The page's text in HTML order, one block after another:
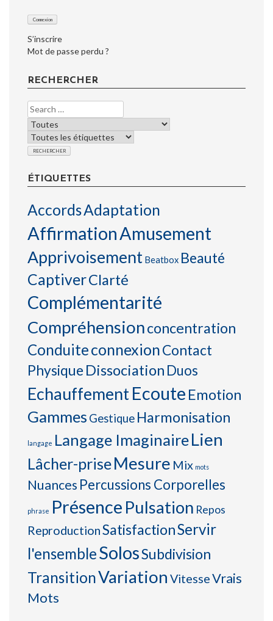
S’inscrire
Mot de passe perdu ?
RECHERCHER
ÉTIQUETTES
AccordsAdaptation
AffirmationAmusement
Apprivoisement Beatbox Beauté
CaptiverClarté
Complémentarité
Compréhensionconcentration
ConduiteconnexionContact
Physique Dissociation Duos
EchauffementEcoute Emotion
Gammes Gestique Harmonisation
langage Langage ImaginaireLien
Lâcher-priseMesure Mix mots
Nuances Percussions Corporelles
phrase Présence Pulsation Repos
ReproductionSatisfactionServir
l'ensembleSolosSubdivision
TransitionVariation VitesseVrais
Mots